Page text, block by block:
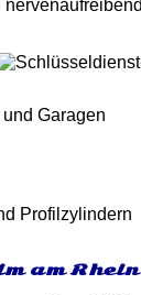
Garagen
Profilzylindern
am Rhein